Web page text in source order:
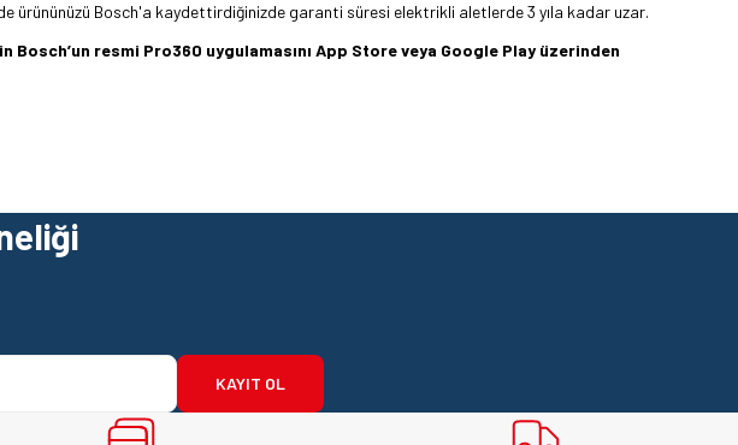
ürününüzü Bosch'a kaydettirdiğinizde garanti süresi elektrikli aletlerde 3 yıla kadar uzar.
Bosch’un resmi Pro360 uygulamasını App Store veya Google Play üzerinden
KAYIT OL